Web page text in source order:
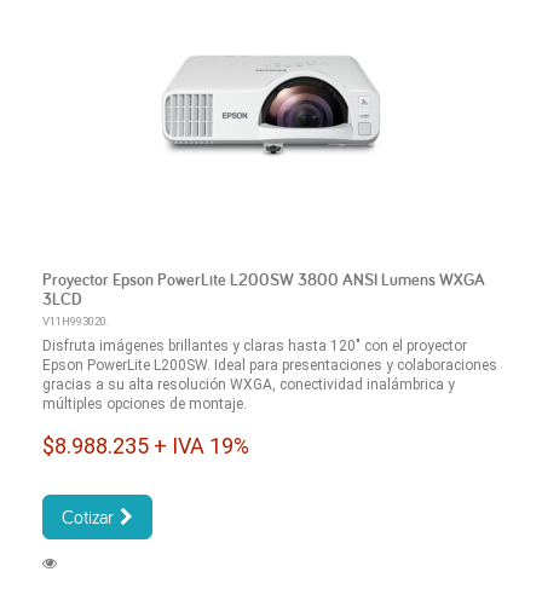
Proyector Epson PowerLite L200SW 3800 ANSI Lumens WXGA
3LCD
V11H993020.
Disfruta imágenes brillantes y claras hasta 120" con el proyector
Epson PowerLite L200SW. Ideal para presentaciones y colaboraciones
gracias a su alta resolución WXGA, conectividad inalámbrica y
múltiples opciones de montaje.
$8.988.235 + IVA 19%
Cotizar